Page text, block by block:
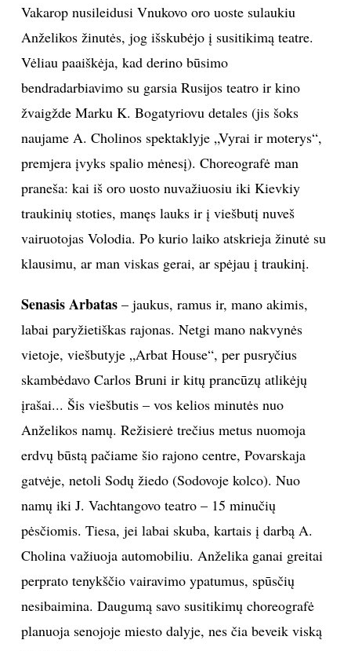
PRENUMERUOK
NAUJIENLAIŠKĮ
Jūs sutinkate su
taisyklėmis
Vakarop nusileidusi Vnukovo oro uoste sulaukiu
Anželikos žinutės, jog išskubėjo į susitikimą teatre.
Vėliau paaiškėja, kad derino būsimo
bendradarbiavimo su garsia Rusijos teatro ir kino
žvaigžde Marku K. Bogatyriovu detales (jis šoks
naujame A. Cholinos spektaklyje „Vyrai ir moterys“,
premjera įvyks spalio mėnesį). Choreografė man
praneša: kai iš oro uosto nuvažiuosiu iki Kievkiy
traukinių stoties, manęs lauks ir į viešbutį nuveš
vairuotojas Volodia. Po kurio laiko atskrieja žinutė su
klausimu, ar man viskas gerai, ar spėjau į traukinį.
Senasis Arbatas– jaukus, ramus ir, mano akimis,
labai paryžietiškas rajonas. Netgi mano nakvynės
vietoje, viešbutyje „Arbat House“, per pusryčius
skambėdavo Carlos Bruni ir kitų prancūzų atlikėjų
įrašai... Šis viešbutis – vos kelios minutės nuo
Anželikos namų. Režisierė trečius metus nuomoja
erdvų būstą pačiame šio rajono centre, Povarskaja
gatvėje, netoli Sodų žiedo (Sodovoje kolco). Nuo
namų iki J. Vachtangovo teatro – 15 minučių
pėsčiomis. Tiesa, jei labai skuba, kartais į darbą A.
Cholina važiuoja automobiliu. Anželika ganai greitai
perprato tenykščio vairavimo ypatumus, spūsčių
nesibaimina. Daugumą savo susitikimų choreografė
planuoja senojoje miesto dalyje, nes čia beveik viską